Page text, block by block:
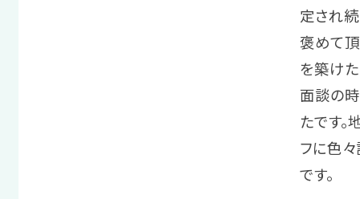
定され
褒めて
を築け
面談の
たです
フに色
です。